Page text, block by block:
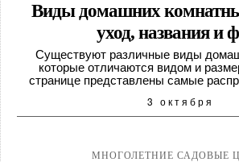
Виды домашних
уход, названия и
Существуют различные виды
которые отличаются видом и
странице представлены самые
3 октября
МНОГОЛЕТНИЕ САДОВЫЕ